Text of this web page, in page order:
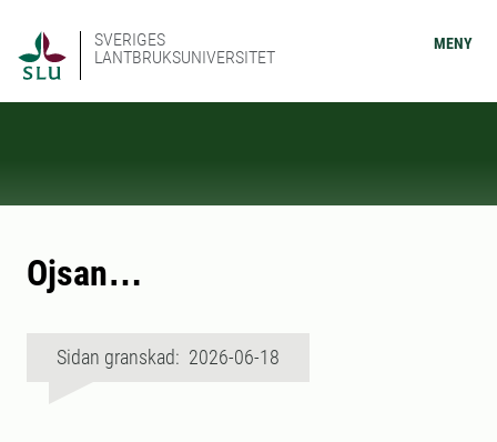
SVERIGES
LANTBRUKSUNIVERSITET
MENY
Ojsan…
Sidan granskad: 2026-06-18